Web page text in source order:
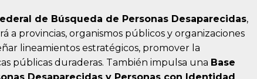
de Búsqueda de Personas Desaparecidas,
a provincias, organismos públicos y organizaciones
lineamientos estratégicos, promover la
públicas duraderas. También impulsa una Base